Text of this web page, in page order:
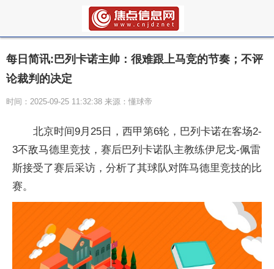
每日简讯:巴列卡诺主帅：很难跟上马竞的节奏；不评
论裁判的决定
时间：2025-09-25 11:32:38 来源：懂球帝
北京时间9月25日，西甲第6轮，巴列卡诺在客场2-
3不敌马德里竞技，赛后巴列卡诺队主教练伊尼戈-佩雷
斯接受了赛后采访，分析了其球队对阵马德里竞技的比
赛。